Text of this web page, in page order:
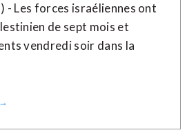
- Les forces israéliennes ont
de sept mois et
vendredi soir dans la